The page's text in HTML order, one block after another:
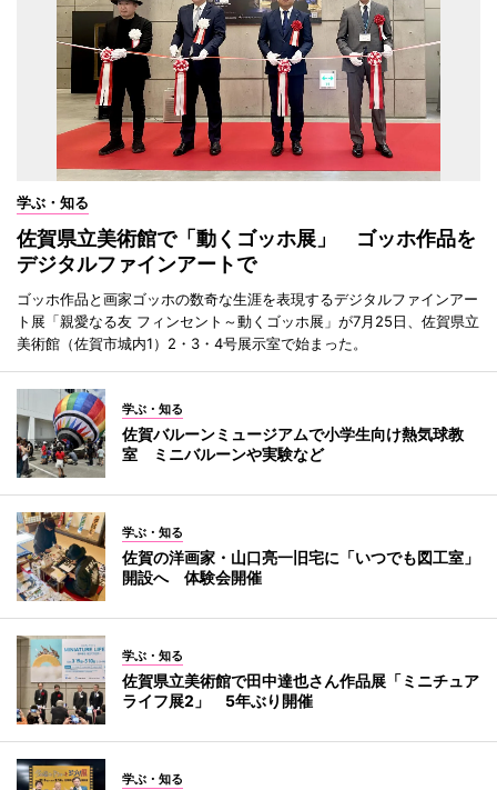
学ぶ・知る
佐賀県立美術館で「動くゴッホ展」 ゴッホ作品を
デジタルファインアートで
ゴッホ作品と画家ゴッホの数奇な生涯を表現するデジタルファインアー
ト展「親愛なる友 フィンセント～動くゴッホ展」が7月25日、佐賀県立
美術館（佐賀市城内1）2・3・4号展示室で始まった。
学ぶ・知る
佐賀バルーンミュージアムで小学生向け熱気球教
室 ミニバルーンや実験など
学ぶ・知る
佐賀の洋画家・山口亮一旧宅に「いつでも図工室」
開設へ 体験会開催
学ぶ・知る
佐賀県立美術館で田中達也さん作品展「ミニチュア
ライフ展2」 5年ぶり開催
学ぶ・知る